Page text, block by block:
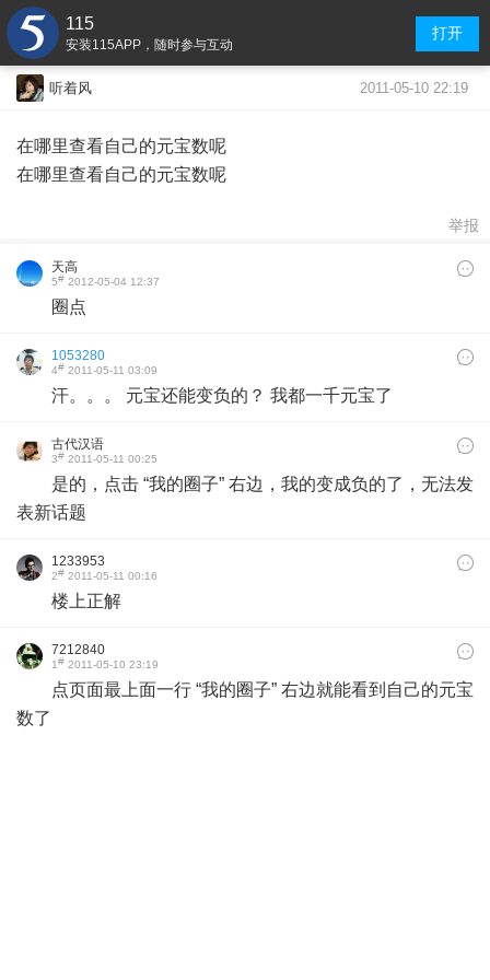
115
安装115APP，随时参与互动
打开
听着风 2011-05-10 22:19
在哪里查看自己的元宝数呢
在哪里查看自己的元宝数呢
举报
天高
5# 2012-05-04 12:37
圈点
1053280
4# 2011-05-11 03:09
汗。。。 元宝还能变负的？ 我都一千元宝了
古代汉语
3# 2011-05-11 00:25
是的，点击 “我的圈子” 右边，我的变成负的了，无法发
表新话题
1233953
2# 2011-05-11 00:16
楼上正解
7212840
1# 2011-05-10 23:19
点页面最上面一行 “我的圈子” 右边就能看到自己的元宝
数了